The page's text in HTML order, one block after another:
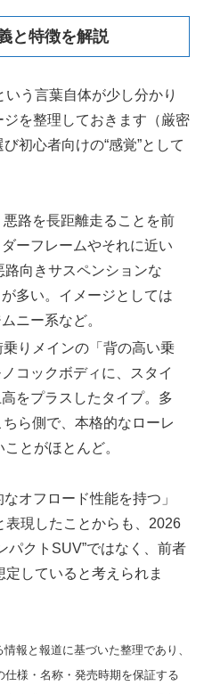
と特徴を解説
いう言葉自体が少し分かり
を整理しておきます（厳密
初心者向けの“感覚”として
悪路を長距離走ることを前
ーフレームやそれに近い
向きサスペンションな
多い。イメージとしては
ニー系など。
乗りメインの「背の高い乗
コックボディに、スタイ
をプラスしたタイプ。多
ら側で、本格的なローレ
とがほとんど。
オフロード性能を持つ」
表現したことからも、2026
パクトSUV”ではなく、前者
していると考えられま
報と報道に基づいた整理であり、
様・名称・発売時期を保証する